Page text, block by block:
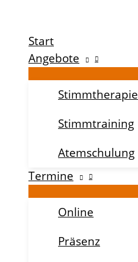
springen
Start
Angebote
Stimmtherapie
Stimmtraining
Atemschulung
Termine
Online
Präsenz